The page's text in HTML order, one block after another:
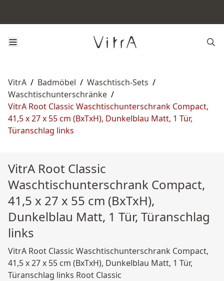
VitrA / Badmöbel / Waschtisch-Sets /
Waschtischunterschränke /
VitrA Root Classic Waschtischunterschrank Compact,
41,5 x 27 x 55 cm (BxTxH), Dunkelblau Matt, 1 Tür,
Türanschlag links
VitrA Root Classic
Waschtischunterschrank Compact,
41,5 x 27 x 55 cm (BxTxH),
Dunkelblau Matt, 1 Tür, Türanschlag
links
VitrA Root Classic Waschtischunterschrank Compact,
41,5 x 27 x 55 cm (BxTxH), Dunkelblau Matt, 1 Tür,
Türanschlag links Root Classic